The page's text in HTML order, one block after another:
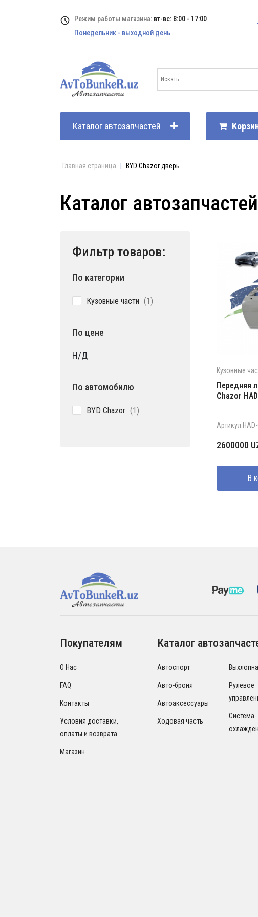
Режим работы магазина: вт-вс: 8:00 - 17:00
Понедельник - выходной день
Каталог автозапчастей
Главная страница BYD Chazor дверь
Каталог автозапчастей
Фильтр товаров:
По категории
Кузовные части 11
По цене
Н/Д
По автомобилю
BYD Chazor 11
Кузовные
Передняя
Chazor
3700000
2600000
Текущая
2600000
В
Покупателям
О Нас
FAQ
Контакты
Условия доставки,
оплаты и возврата
Магазин
Каталог
Автоспорт
Авто-броня
Автоаксессуары
Ходовая часть
Рулевое
Система